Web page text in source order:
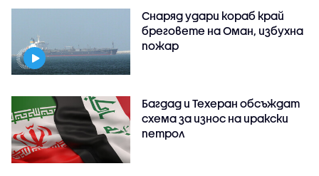
Снаряд удари кораб край
бреговете на Оман, избухна
пожар
Багдад и Техеран обсъждат
схема за износ на иракски
петрол